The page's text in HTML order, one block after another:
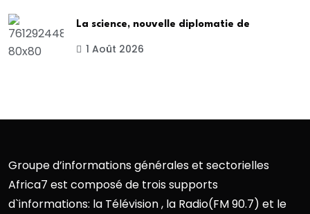
La science, nouvelle diplomatie de
1 Août 2026
Groupe d’informations générales et sectorielles
Africa7 est composé de trois supports
d`informations: la Télévision , la Radio(FM 90.7) et le